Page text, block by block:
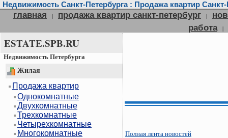
Недвижимость Санкт-Петербурга : Продажа квартир
главная | продажа квартир санкт-петербург |
работа
|
ESTATE.SPB.RU
Недвижимость Петербурга
Жилая
Продажа квартир
Однокомнатные
Двухкомнатные
Трехкомнатные
Четырехкомнатные
Многокомнатные
Полная лента новостей